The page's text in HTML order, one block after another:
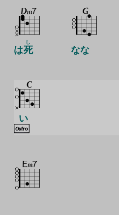
は死
し
なな
い